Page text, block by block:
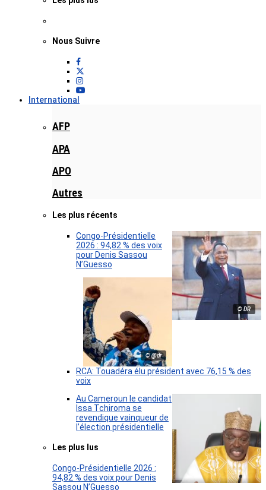
Nous Suivre
International
AFP
APA
APO
Autres
Les plus récents
© DR
Congo-Présidentielle
2026 : 94,82 % des voix
pour Denis Sassou
N’Guesso
© @dr
RCA: Touadéra élu président avec 76,15 % des
voix
Au Cameroun le candidat
Issa Tchiroma se
revendique vainqueur de
l’élection présidentielle
Les plus lus
Congo-Présidentielle 2026 :
94,82 % des voix pour Denis
Sassou N’Guesso